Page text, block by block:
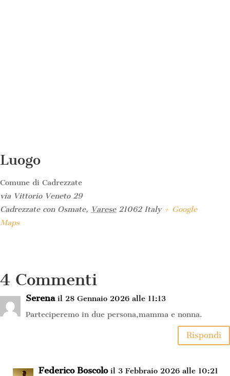
Luogo
Comune di Cadrezzate
via Vittorio Veneto 29
Cadrezzate con Osmate, Varese 21062 Italy + Google
Maps
4 Commenti
Serena il 28 Gennaio 2026 alle 11:13
Parteciperemo in due persona,mamma e nonna.
Rispondi
Federico Boscolo il 3 Febbraio 2026 alle 10:21